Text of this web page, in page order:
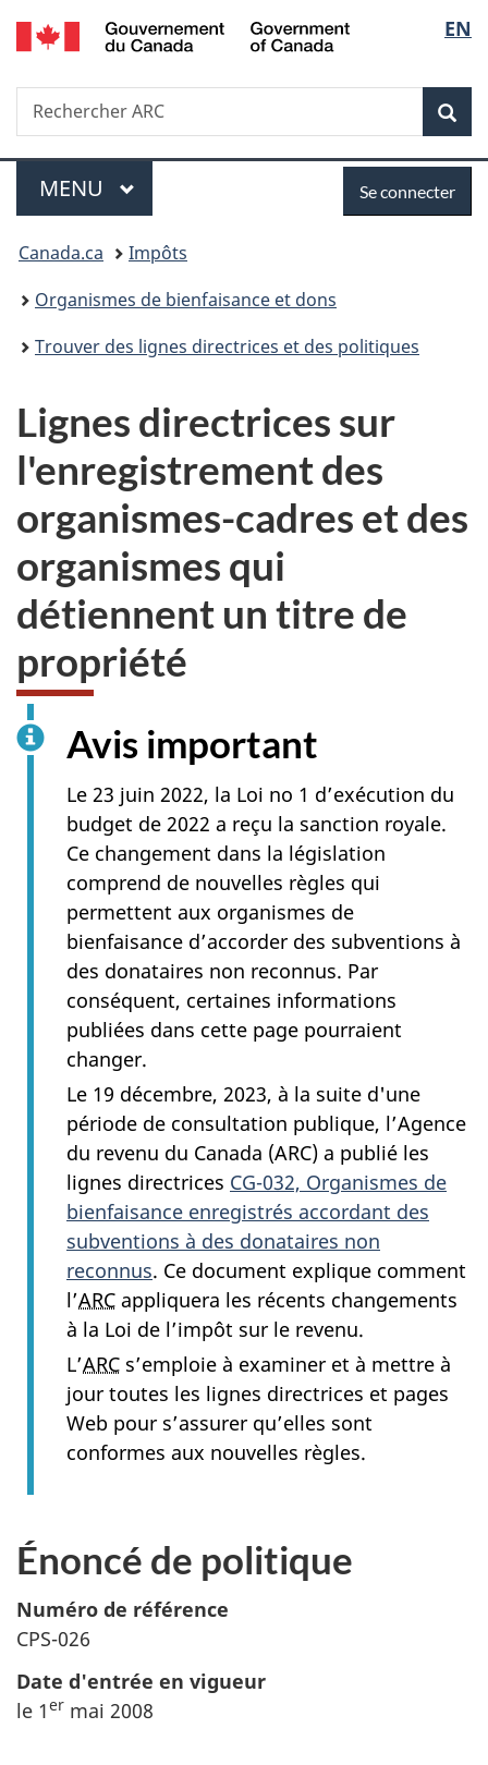
Passer
au
Passer
à
du
Passer
à
simplifiée
de
la
EN
Recherche
Rechercher
ARC
Menu
MENU PRINCIPAL
connecter
Se connecter
Vous
êtes
ici :
Canada.ca
Impôts
Organismes de bienfaisance et dons
Trouver des lignes directrices et des politiques
Lignes directrices sur
l'enregistrement des
organismes-cadres et des
organismes qui
détiennent un titre de
propriété
Avis important
Le 23 juin 2022, la Loi no 1 d’exécution du
budget de 2022 a reçu la sanction royale.
Ce changement dans la législation
comprend de nouvelles règles qui
permettent aux organismes de
bienfaisance d’accorder des subventions à
des donataires non reconnus. Par
conséquent, certaines informations
publiées dans cette page pourraient
changer.
Le 19 décembre, 2023, à la suite d'une
période de consultation publique, l’Agence
du revenu du Canada (ARC) a publié les
lignes directrices CG-032, Organismes de
bienfaisance enregistrés accordant des
subventions à des donataires non
reconnus. Ce document explique comment
l’ARC appliquera les récents changements
à la Loi de l’impôt sur le revenu.
L’ARC s’emploie à examiner et à mettre à
jour toutes les lignes directrices et pages
Web pour s’assurer qu’elles sont
conformes aux nouvelles règles.
Énoncé de politique
Numéro de référence
CPS-026
Date d'entrée en vigueur
le 1er mai 2008